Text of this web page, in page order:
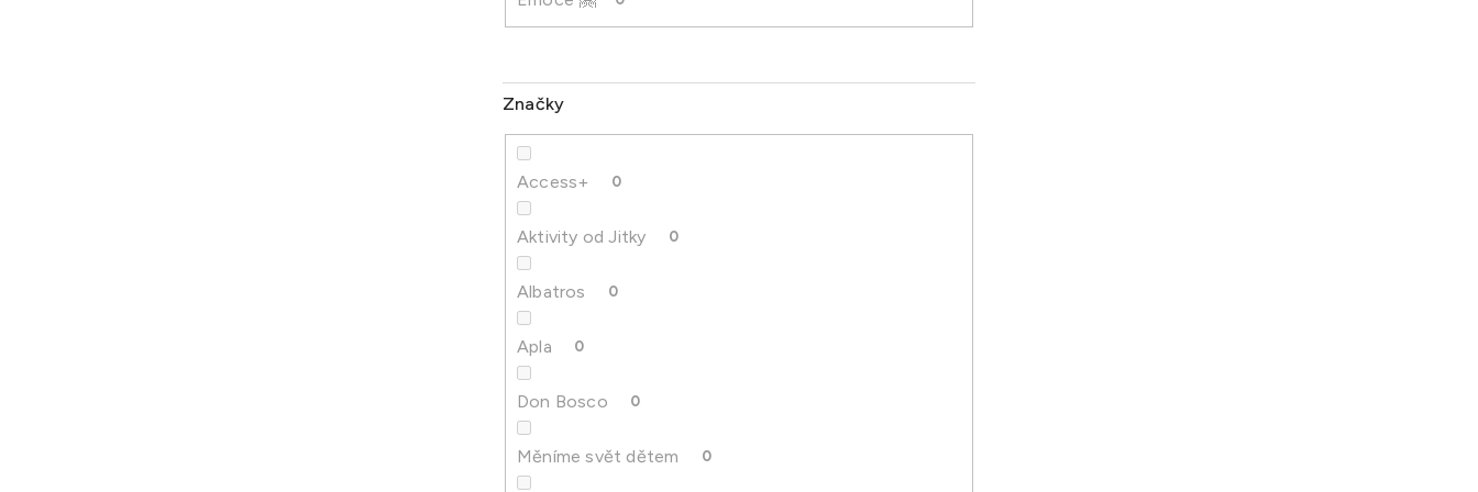
Značky
Access+ 0
Aktivity od Jitky 0
Albatros 0
Apla 0
Don Bosco 0
Měníme svět dětem 0